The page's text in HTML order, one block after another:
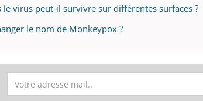
virus peut-il survivre sur différentes surfaces ?
le nom de Monkeypox ?